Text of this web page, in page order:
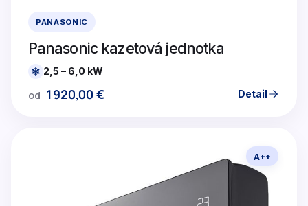
PANASONIC
Panasonic kazetová jednotka
2,5 – 6,0 kW
od 1920,00 € Detail
A++